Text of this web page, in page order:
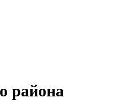
района